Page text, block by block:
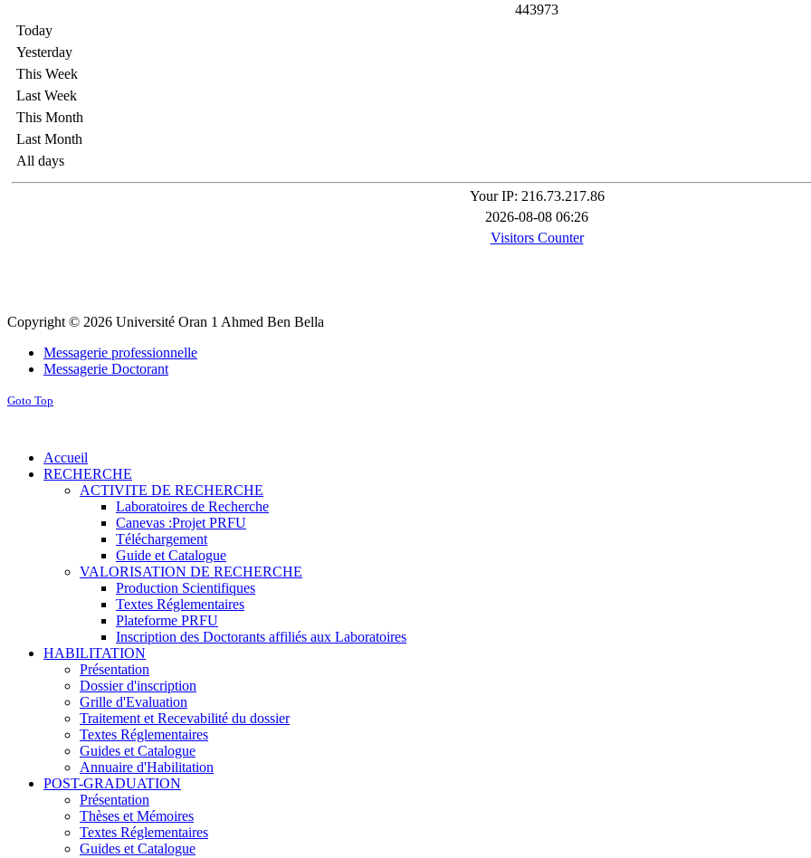
443973
Today
Yesterday
This Week
Last Week
This Month
Last Month
All days
Your IP: 216.73.217.86
2026-08-08 06:26
Visitors Counter
Copyright © 2026 Université Oran 1 Ahmed Ben Bella
Messagerie professionnelle
Messagerie Doctorant
Goto Top
Accueil
RECHERCHE
ACTIVITE DE RECHERCHE
Laboratoires de Recherche
Canevas :Projet PRFU
Téléchargement
Guide et Catalogue
VALORISATION DE RECHERCHE
Production Scientifiques
Textes Réglementaires
Plateforme PRFU
Inscription des Doctorants affiliés aux Laboratoires
HABILITATION
Présentation
Dossier d'inscription
Grille d'Evaluation
Traitement et Recevabilité du dossier
Textes Réglementaires
Guides et Catalogue
Annuaire d'Habilitation
POST-GRADUATION
Présentation
Thèses et Mémoires
Textes Réglementaires
Guides et Catalogue